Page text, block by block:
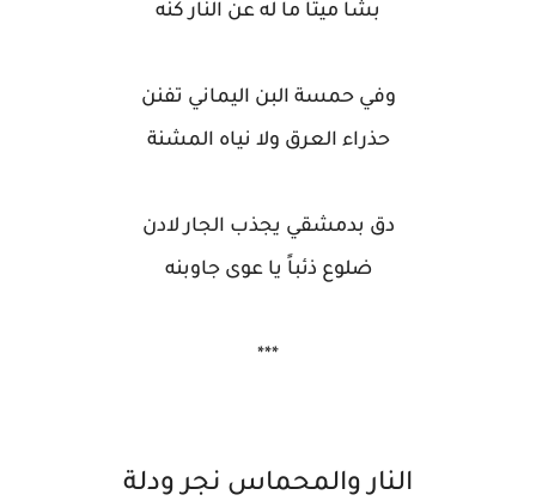
بشا ميتاً ما له عن النار كنه
وفي حمسة البن اليماني تفنن
حذراء العرق ولا نياه المشنة
دق بدمشقي يجذب الجار لادن
ضلوع ذئباً يا عوى جاوبنه
***
النار والمحماس نجر ودلة